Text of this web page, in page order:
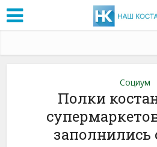
Социум
Полки
заполнились